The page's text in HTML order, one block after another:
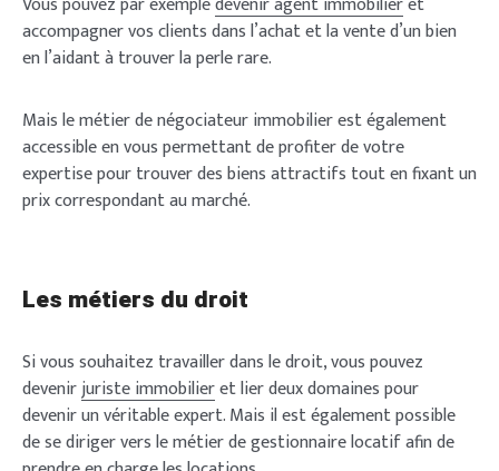
accompagner vos clients dans l’achat et la vente d’un bien
en l’aidant à trouver la perle rare.
Mais le métier de négociateur immobilier est également
accessible en vous permettant de profiter de votre
expertise pour trouver des biens attractifs tout en fixant un
prix correspondant au marché.
Les métiers du droit
Si vous souhaitez travailler dans le droit, vous pouvez
devenirjuriste immobilieret lier deux domaines pour
devenir un véritable expert. Mais il est également possible
de se diriger vers le métier de gestionnaire locatif afin de